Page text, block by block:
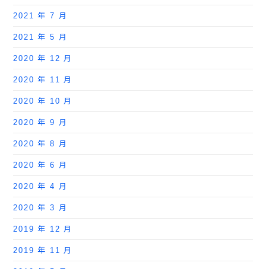
2021 年 7 月
2021 年 5 月
2020 年 12 月
2020 年 11 月
2020 年 10 月
2020 年 9 月
2020 年 8 月
2020 年 6 月
2020 年 4 月
2020 年 3 月
2019 年 12 月
2019 年 11 月